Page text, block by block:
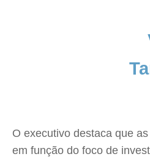
O executivo destaca que
em função do foco de